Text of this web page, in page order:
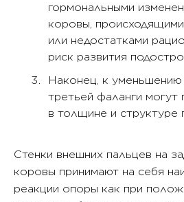
гормональными
коровы,
или недостатками
риск развития
Наконец, к
третьей фаланги могут
в толщине и структуре
Стенки внешних пальцев на
коровы принимают на себя
реакции опоры как при